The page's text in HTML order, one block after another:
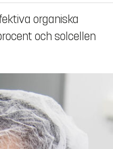
organiska
och solcellen